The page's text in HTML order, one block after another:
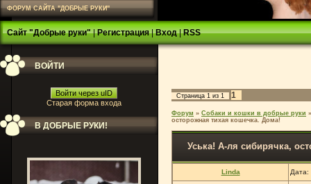
ФОРУМ САЙТА "ДОБРЫЕ РУКИ"
Сайт "Добрые руки"|Регистрация|Вход|RSS
ВОЙТИ
Войти через uID
Старая форма входа
В ДОБРЫЕ РУКИ!
Страница 1 из 1 1
Форум » Собаки и кошки в добрые руки »
осторожная тихая кошечка. Дома!
Уська! А-ля сибирячка,
Linda